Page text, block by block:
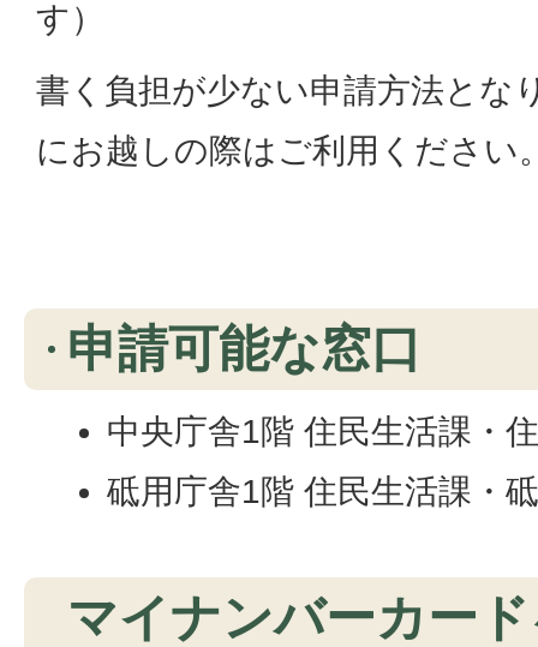
す）
書く負担が少ない申請方法とな
にお越しの際はご利用ください
申請可能な窓口
中央庁舎1階 住民生活課・
砥用庁舎1階 住民生活課・
マイナンバーカー